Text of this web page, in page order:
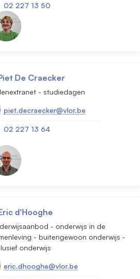
02 227 13 50
De Craecker
- studiedagen
piet.decraecker@vlor.be
02 227 13 64
d'Hooghe
- onderwijs in de
- buitengewoon onderwijs -
onderwijs
eric.dhooghe@vlor.be